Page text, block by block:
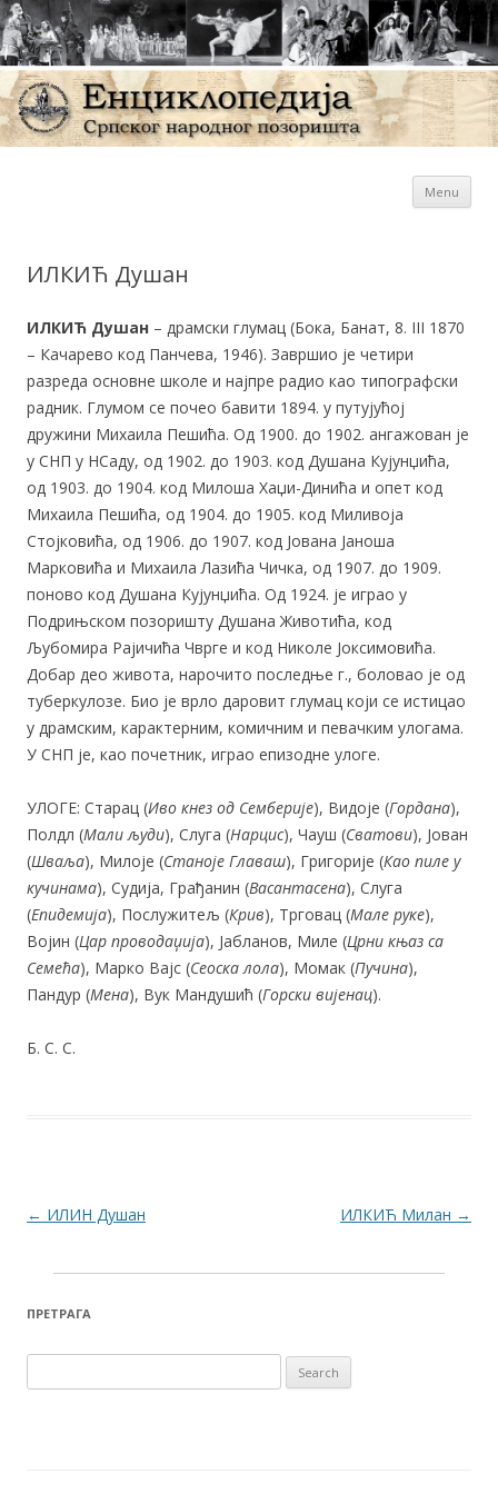
Енциклопедија СрпскогMenu
ИЛКИЋ Душан
ИЛКИЋ Душан – драмски глумац (Бока, Банат, 8. III 1870
– Качарево код Панчева, 1946). Завршио је четири
разреда основне школе и најпре радио као типографски
радник. Глумом се почео бавити 1894. у путујућој
дружини Михаила Пешића. Од 1900. до 1902. ангажован је
у СНП у НСаду, од 1902. до 1903. код Душана Кујунџића,
од 1903. до 1904. код Милоша Хаџи-Динића и опет код
Михаила Пешића, од 1904. до 1905. код Миливоја
Стојковића, од 1906. до 1907. код Јована Јаноша
Марковића и Михаила Лазића Чичка, од 1907. до 1909.
поново код Душана Кујунџића. Од 1924. је играо у
Подрињском позоришту Душана Животића, код
Љубомира Рајичића Чврге и код Николе Јоксимовића.
Добар део живота, нарочито последње г., боловао је од
туберкулозе. Био је врло даровит глумац који се истицао
у драмским, карактерним, комичним и певачким улогама.
У СНП је, као почетник, играо епизодне улоге.
УЛОГЕ: Старац (Иво кнез од Семберије), Видоје (Гордана),
Полдл (Мали људи), Слуга (Нарцис), Чауш (Сватови), Јован
(Шваља), Милоје (Станоје Главаш), Григорије (Као пиле у
кучинама), Судија, Грађанин (Васантасена), Слуга
(Епидемија), Послужитељ (Крив), Трговац (Мале руке),
Војин (Цар проводаџија), Јабланов, Миле (Црни књаз са
Семећа), Марко Вајс (Сеоска лола), Момак (Пучина),
Пандур (Мена), Вук Мандушић (Горски вијенац).
Б. С. С.
Post navigation
← ИЛИН Душан ИЛКИЋ Милан →
ПРЕТРАГА